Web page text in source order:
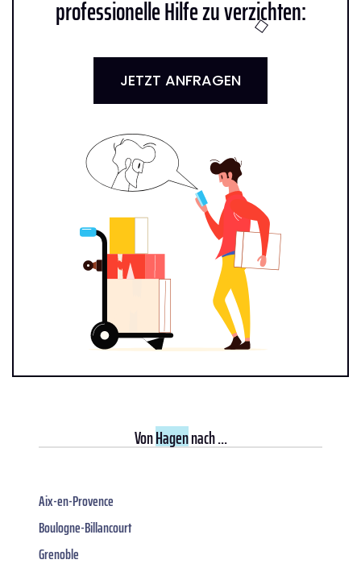
professionelle Hilfe zu verzichten:
JETZT ANFRAGEN
VonHagennach ...
Aix-en-Provence
Boulogne-Billancourt
Grenoble